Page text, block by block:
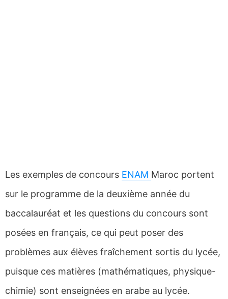
Les exemples de concours ENAM Maroc portent
sur le programme de la deuxième année du
baccalauréat et les questions du concours sont
posées en français, ce qui peut poser des
problèmes aux élèves fraîchement sortis du lycée,
puisque ces matières (mathématiques, physique-
chimie) sont enseignées en arabe au lycée.